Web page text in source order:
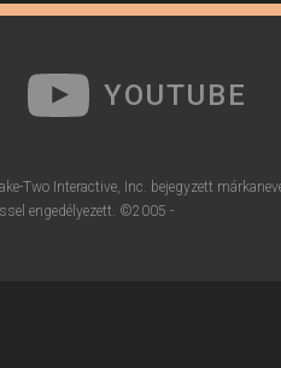
YOUTUBE
Two Interactive, Inc. bejegyzett
engedélyezett. ©2005 -